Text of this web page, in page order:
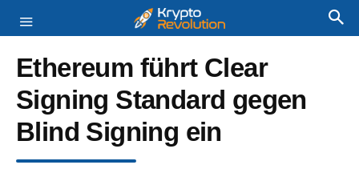
Ethereum führt Clear
Signing Standard gegen
Blind Signing ein